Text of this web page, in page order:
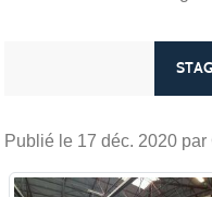
Publié le 17 déc. 2020 par